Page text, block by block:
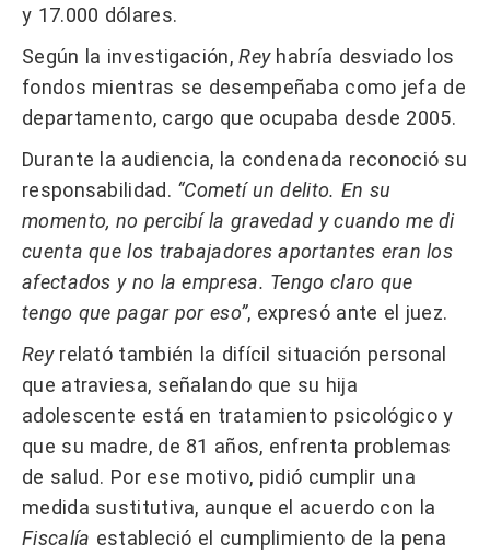
y 17.000 dólares.
Según la investigación,Reyhabría desviado los
fondos mientras se desempeñaba como jefa de
departamento, cargo que ocupaba desde 2005.
Durante la audiencia, la condenada reconoció su
responsabilidad. “Cometí un delito. En su
momento, no percibí la gravedad y cuando me di
cuenta que los trabajadores aportantes eran los
afectados y no la empresa. Tengo claro que
tengo que pagar por eso”, expresó ante el juez.
Reyrelató también la difícil situación personal
que atraviesa, señalando que su hija
adolescente está en tratamiento psicológico y
que su madre, de 81 años, enfrenta problemas
de salud. Por ese motivo, pidió cumplir una
medida sustitutiva, aunque el acuerdo con la
Fiscalía estableció el cumplimiento de la pena